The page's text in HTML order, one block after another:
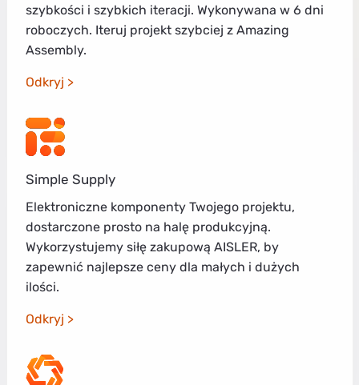
szybkości i szybkich iteracji. Wykonywana w 6 dni
roboczych. Iteruj projekt szybciej z Amazing
Assembly.
Odkryj
Simple Supply
Elektroniczne komponenty Twojego projektu,
dostarczone prosto na halę produkcyjną.
Wykorzystujemy siłę zakupową AISLER, by
zapewnić najlepsze ceny dla małych i dużych
ilości.
Odkryj